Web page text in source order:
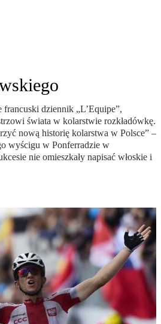
dziennik „L’Equipe”,
świata w kolarstwie rozkładówkę.
nową historię kolarstwa w Polsce” –
wyścigu w Ponferradzie w
nie omieszkały napisać włoskie i